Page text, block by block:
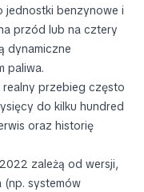
jednostki benzynowe i
przód lub na cztery
dynamiczne
paliwa.
realny przebieg często
do kilku hundred
oraz historię
zależą od wersji,
(np. systemów